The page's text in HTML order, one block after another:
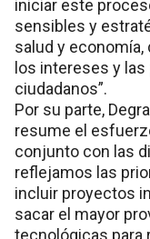
iniciar este
sensibles y
salud y
los intereses y
ciudadanos”.
Por su parte,
resume el
conjunto con las
reflejamos las
incluir proyectos
sacar el mayor